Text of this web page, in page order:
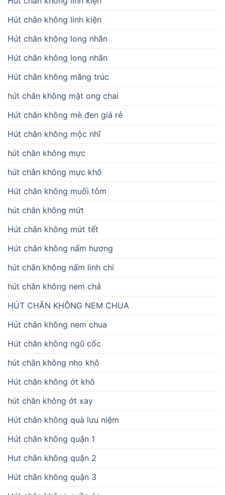
Hút chân không linh kiện
Hút chân không long nhãn
Hút chân không long nhãn
Hút chân không măng trúc
hút chân không mật ong chai
Hút chân không mè đen giá rẻ
Hút chân không mộc nhĩ
hút chân không mực
hút chân không mực khô
Hút chân không muối tôm
hút chân không mứt
Hút chân không mứt tết
Hút chân không nấm hương
hút chân không nấm linh chi
hút chân không nem chả
HÚT CHÂN KHÔNG NEM CHUA
Hút chân không nem chua
Hút chân không ngũ cốc
hút chân không nho khô
Hút chân không ớt khô
hút chân không ớt xay
Hút chân không quà lưu niệm
Hút chân không quận 1
Hut chân không quận 2
Hút chân không quận 3